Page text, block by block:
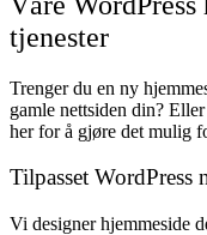
tjenester
Trenger du en ny
gamle nettsiden din?
her for å gjøre det mulig
Tilpasset WordPress
Vi designer hjemmeside